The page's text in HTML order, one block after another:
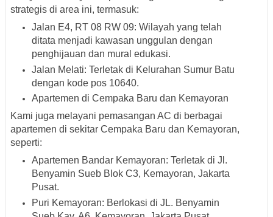
strategis di area ini, termasuk:
Jalan E4, RT 08 RW 09: Wilayah yang telah
ditata menjadi kawasan unggulan dengan
penghijauan dan mural edukasi.
Jalan Melati: Terletak di Kelurahan Sumur Batu
dengan kode pos 10640.
Apartemen di Cempaka Baru dan Kemayoran
Kami juga melayani pemasangan AC di berbagai
apartemen di sekitar Cempaka Baru dan Kemayoran,
seperti:
Apartemen Bandar Kemayoran: Terletak di Jl.
Benyamin Sueb Blok C3, Kemayoran, Jakarta
Pusat.
Puri Kemayoran: Berlokasi di JL. Benyamin